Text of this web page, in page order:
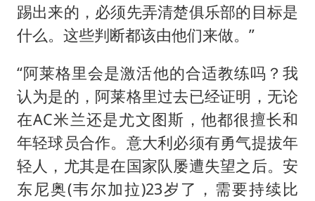
踢出来的，必须先弄清楚俱乐部的目标是
什么。这些判断都该由他们来做。”
“阿莱格里会是激活他的合适教练吗？我
认为是的，阿莱格里过去已经证明，无论
在AC米兰还是尤文图斯，他都很擅长和
年轻球员合作。意大利必须有勇气提拔年
轻人，尤其是在国家队屡遭失望之后。安
东尼奥(韦尔加拉)23岁了，需要持续比